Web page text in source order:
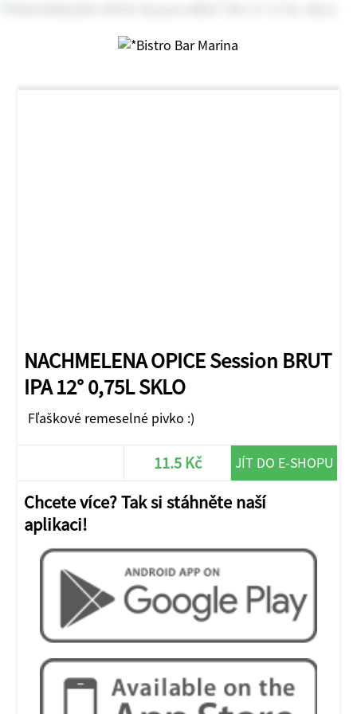
NACHMELENA OPICE Session BRUT
IPA 12° 0,75L SKLO
Fľaškové remeselné pivko :)
11.5 Kč JÍT DO E-SHOPU
Chcete více? Tak si stáhněte naší
aplikaci!